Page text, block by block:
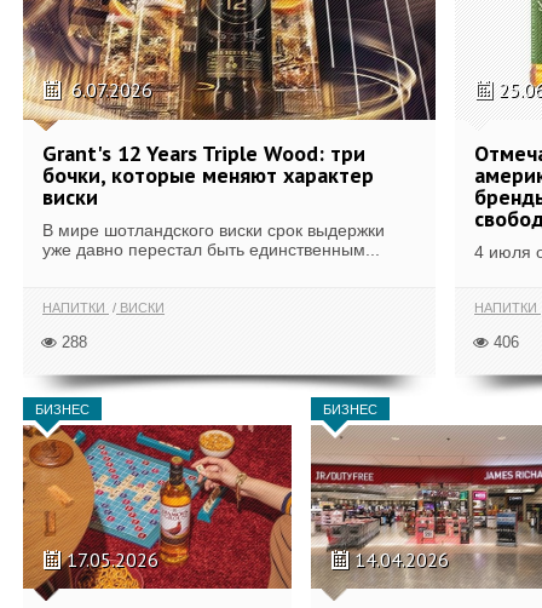
6.07.2026
Grant's 12 Years Triple Wood: три
бочки, которые меняют характер
виски
В мире шотландского виски срок выдержки
уже давно перестал быть единственным...
НАПИТКИ ВИСКИ
288
4 июля
НАПИТКИ
406
БИЗНЕС
17.05.2026
БИЗНЕС
14.04.2026